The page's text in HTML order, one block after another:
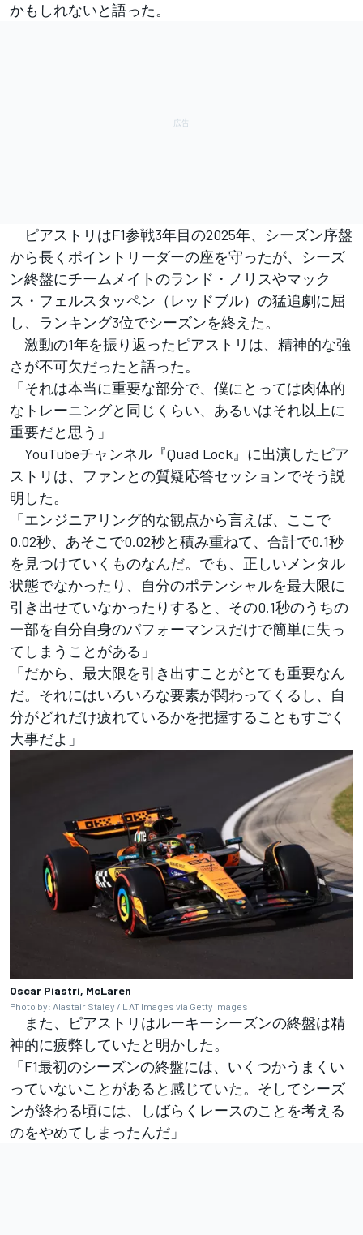
かもしれないと語った。
ピアストリはF1参戦3年目の2025年、シーズン序盤
から長くポイントリーダーの座を守ったが、シーズ
ン終盤にチームメイトのランド・ノリスやマック
ス・フェルスタッペン（レッドブル）の猛追劇に屈
し、ランキング3位でシーズンを終えた。
激動の1年を振り返ったピアストリは、精神的な強
さが不可欠​​だったと語った。
「それは本当に重要な部分で、僕にとっては肉体的
なトレーニングと同じくらい、あるいはそれ以上に
重要だと思う」
YouTubeチャンネル『Quad Lock』に出演したピア
ストリは、ファンとの質疑応答セッションでそう説
明した。
「エンジニアリング的な観点から言えば、ここで
0.02秒、あそこで0.02秒と積み重ねて、合計で0.1秒
を見つけていくものなんだ。でも、正しいメンタル
状態でなかったり、自分のポテンシャルを最大限に
引き出せていなかったりすると、その0.1秒のうちの
一部を自分自身のパフォーマンスだけで簡単に失っ
てしまうことがある」
「だから、最大限を引き出すことがとても重要なん
だ。それにはいろいろな要素が関わってくるし、自
分がどれだけ疲れているかを把握することもすごく
大事だよ」
Oscar Piastri, McLaren
Photo by: Alastair Staley / LAT Images via Getty Images
また、ピアストリはルーキーシーズンの終盤は精
神的に疲弊していたと明かした。
「F1最初のシーズンの終盤には、いくつかうまくい
っていないことがあると感じていた。そしてシーズ
ンが終わる頃には、しばらくレースのことを考える
のをやめてしまったんだ」